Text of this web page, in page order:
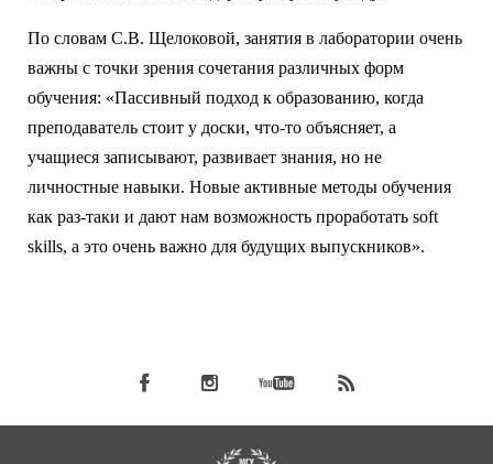
По словам С.В. Щелоковой, занятия в лаборатории очень
важны с точки зрения сочетания различных форм
обучения: «Пассивный подход к образованию, когда
преподаватель стоит у доски, что-то объясняет, а
учащиеся записывают, развивает знания, но не
личностные навыки. Новые активные методы обучения
как раз-таки и дают нам возможность проработать soft
skills, а это очень важно для будущих выпускников».